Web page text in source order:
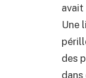
avait
Une
des